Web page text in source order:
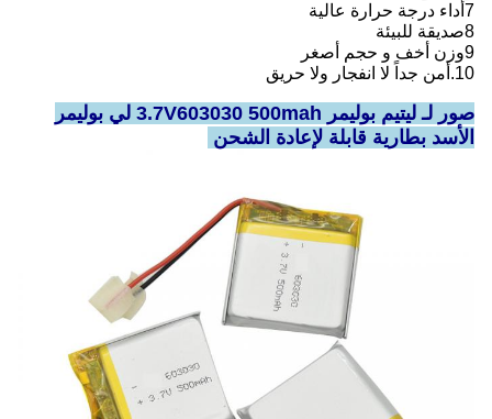
7أداء درجة حرارة عالية
8صديقة للبيئة
9وزن أخف و حجم أصغر
10.أمن جداً لا انفجار ولا حريق
صور لـ ليتيم بوليمر 3.7V603030 500mah لي بوليمر
الأسد بطارية قابلة لإعادة الشحن